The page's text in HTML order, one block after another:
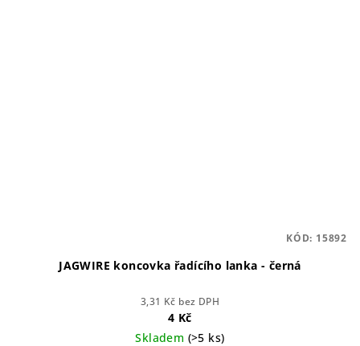
JAGWIRE koncovka řadícího lanka - černá
3,31 Kč bez DPH
4 Kč
Skladem (>5 ks)
KÓD: 15892